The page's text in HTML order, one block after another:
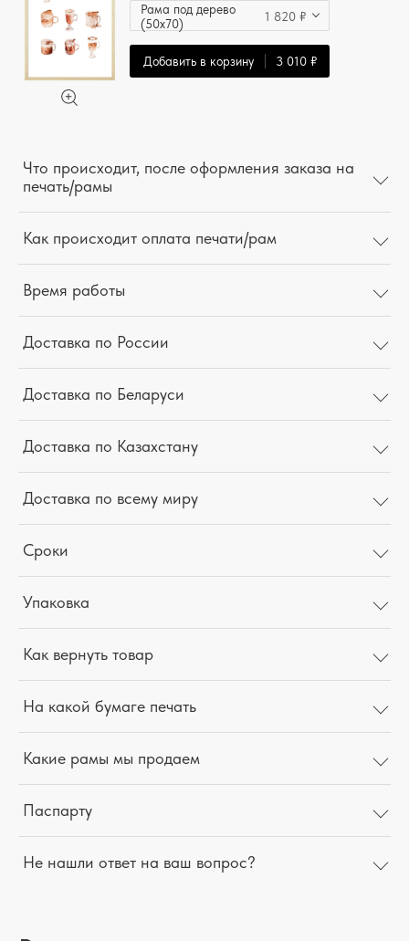
Рама под дерево
(50x70)
1 820 ₽
Добавить в корзину 3 010 ₽
Что происходит, после оформления заказа на
печать/рамы
Как происходит оплата печати/рам
Время работы
Доставка по России
Доставка по Беларуси
Доставка по Казахстану
Доставка по всему миру
Сроки
Упаковка
Как вернуть товар
На какой бумаге печать
Какие рамы мы продаем
Паспарту
Не нашли ответ на ваш вопрос?